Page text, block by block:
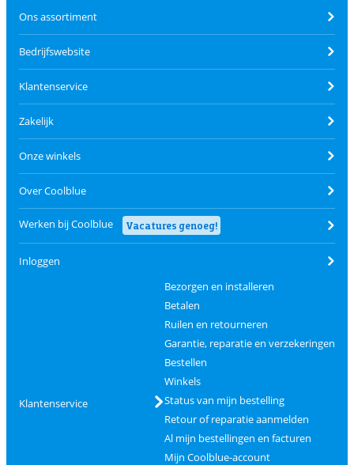
Ons assortiment
Bedrijfswebsite
Klantenservice
Zakelijk
Onze winkels
Over Coolblue
Werken bij Coolblue Vacatures genoeg!
Inloggen
Klantenservice
Bezorgen en installeren
Betalen
Ruilen en retourneren
Garantie, reparatie en verzekeringen
Bestellen
Winkels
Status van mijn bestelling
Retour of reparatie aanmelden
Al mijn bestellingen en facturen
Mijn Coolblue-account